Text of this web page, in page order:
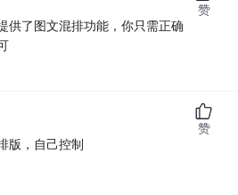
供了图文混排功能，你只需正确
赞
版，自己控制
赞